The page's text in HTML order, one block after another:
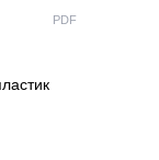
PDF